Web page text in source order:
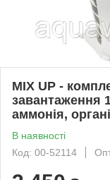
MIX UP -
завантаження
аммонія,
В наявності
Код: 00-52114